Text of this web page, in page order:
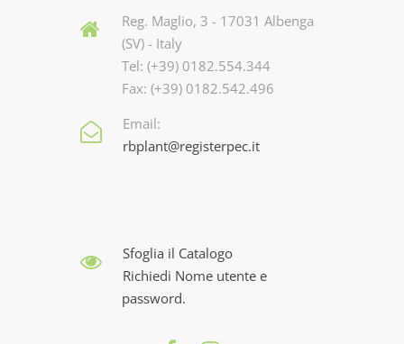
Reg. Maglio, 3 - 17031 Albenga
(SV) - Italy
Tel: (+39) 0182.554.344
Fax: (+39) 0182.542.496
Email:
rbplant@registerpec.it
Sfoglia il Catalogo
Richiedi Nome utente e
password.